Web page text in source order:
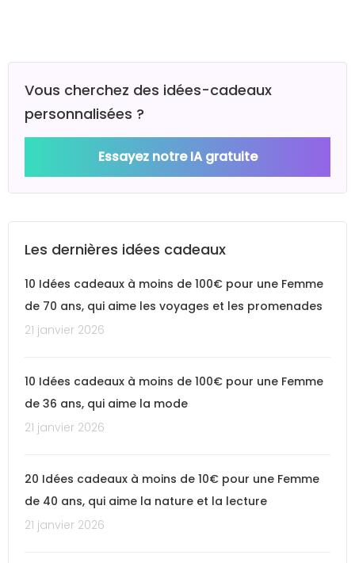
Vous cherchez des idées-cadeaux
personnalisées ?
Essayez notre IA gratuite
Les dernières idées cadeaux
10 Idées cadeaux à moins de 100€ pour une Femme
de 70 ans, qui aime les voyages et les promenades
21 janvier 2026
10 Idées cadeaux à moins de 100€ pour une Femme
de 36 ans, qui aime la mode
21 janvier 2026
20 Idées cadeaux à moins de 10€ pour une Femme
de 40 ans, qui aime la nature et la lecture
21 janvier 2026